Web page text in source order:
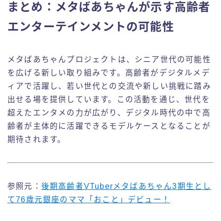
まとめ：メタばあちゃんが示す高齢者
エンターテインメントの可能性
メタばあちゃんプロジェクトは、シニア世代の可能性
を広げる新しい取り組みです。高齢者がデジタルメデ
ィアで活躍し、若い世代との交流や新しい挑戦に踏み
出せる場を提供しています。この活動を通じ、世代を
超えたエンタメの力が広がり、デジタル時代の中で高
齢者が主体的に活躍できるモデルケースとなることが
期待されます。
参照元： 後期高齢者VTuberメタばあちゃん3期生とし
て76歳元銀座のママ「おこと」デビュー！